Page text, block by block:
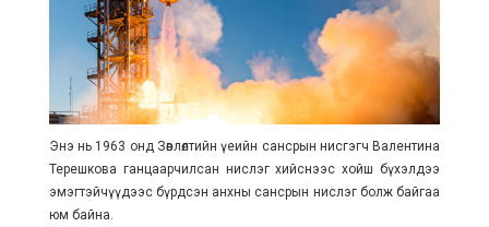
Энэ нь 1963 онд Зөвлөлтийн үеийн сансрын нисгэгч Валентина
Терешкова ганцаарчилсан нислэг хийснээс хойш бүхэлдээ
эмэгтэйчүүдээс бүрдсэн анхны сансрын нислэг болж байгаа
юм байна.